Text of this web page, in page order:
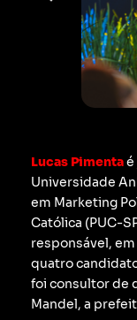
Lucas Pimentaé
Universidade
em Marketing
Católica (PUC-
responsável,
quatro
foi consultor de
Mandel, a